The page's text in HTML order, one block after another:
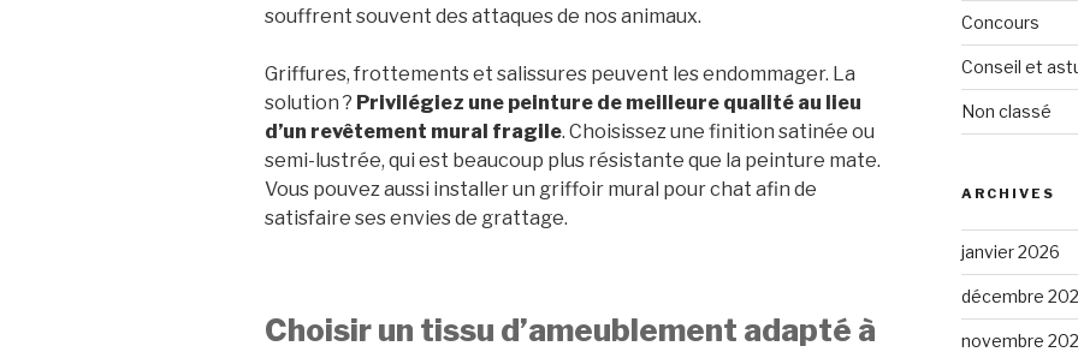
souffrent souvent des attaques de nos animaux.
Griffures, frottements et salissures peuvent les endommager. La
solution ? Privilégiez une peinture de meilleure qualité au lieu
d’un revêtement mural fragile. Choisissez une finition satinée ou
semi-lustrée, qui est beaucoup plus résistante que la peinture mate.
Vous pouvez aussi installer un griffoir mural pour chat afin de
satisfaire ses envies de grattage.
Choisir un tissu d’ameublement adapté à
Concours
Conseil et
Non classé
ARCHIVES
janvier 2026
décembre
novembre